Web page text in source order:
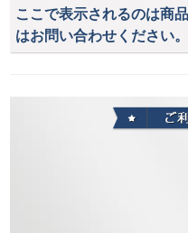
ここで表示されるのは商
はお問い合わせください。